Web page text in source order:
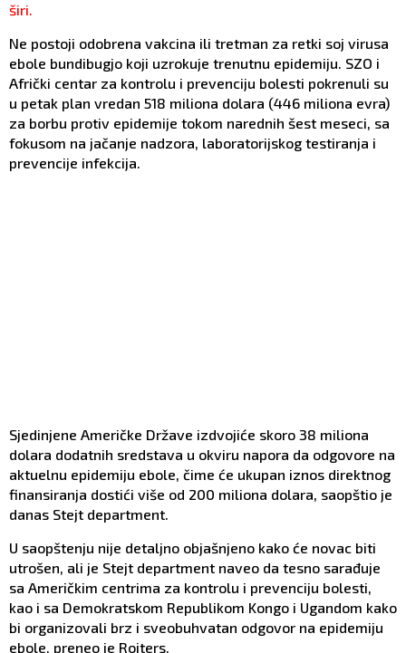
širi.
Ne postoji odobrena vakcina ili tretman za retki soj virusa
ebole bundibugjo koji uzrokuje trenutnu epidemiju. SZO i
Afrički centar za kontrolu i prevenciju bolesti pokrenuli su
u petak plan vredan 518 miliona dolara (446 miliona evra)
za borbu protiv epidemije tokom narednih šest meseci, sa
fokusom na jačanje nadzora, laboratorijskog testiranja i
prevencije infekcija.
Sjedinjene Američke Države izdvojiće skoro 38 miliona
dolara dodatnih sredstava u okviru napora da odgovore na
aktuelnu epidemiju ebole, čime će ukupan iznos direktnog
finansiranja dostići više od 200 miliona dolara, saopštio je
danas Stejt department.
U saopštenju nije detaljno objašnjeno kako će novac biti
utrošen, ali je Stejt department naveo da tesno sarađuje
sa Američkim centrima za kontrolu i prevenciju bolesti,
kao i sa Demokratskom Republikom Kongo i Ugandom kako
bi organizovali brz i sveobuhvatan odgovor na epidemiju
ebole, preneo je Rojters.